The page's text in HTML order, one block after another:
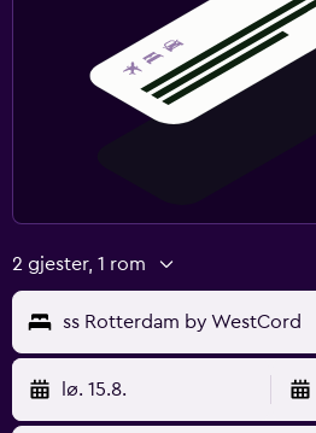
2 gjester, 1 rom
ss Rotterdam by WestCord
lø. 15.8.